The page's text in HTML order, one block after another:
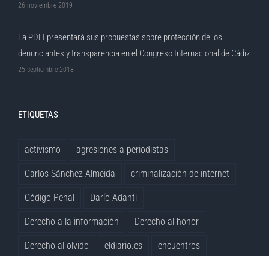
26 noviembre 2019
La PDLI presentará sus propuestas sobre protección de los
denunciantes y transparencia en el Congreso Internacional de Cádiz
25 septiembre 2018
ETIQUETAS
activismo agresiones a periodistas
Carlos Sánchez Almeida criminalización de internet
Código Penal Darío Adanti
Derecho a la información Derecho al honor
Derecho al olvido eldiario.es encuentros